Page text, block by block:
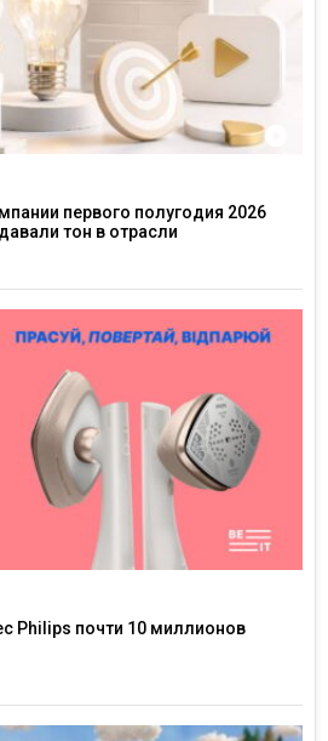
первого полугодия 2026
тон в отрасли
Philips почти 10 миллионов